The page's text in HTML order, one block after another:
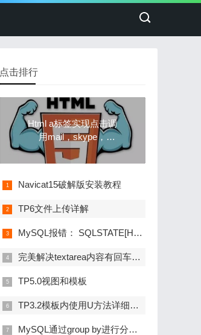
点击排行
Html a标签实现点击调
用mail，skype，
whatsapp，qq等应用进
行聊天，拨号，发送邮
Navicat15破解版安装教程
TP6文件上传详解
MySQL报错： SQLSTATE[HY000]: General error: 1030 Got error 28 from storage engine解决办法
完美解决textarea内容有回车或者换行时前台显示不正常的问题!
TP5.0视图和模板
TP3.2模板内使用U方法详细介绍
MySQL通过group by进行分组后查询每组第n条记录和每组前n条记录